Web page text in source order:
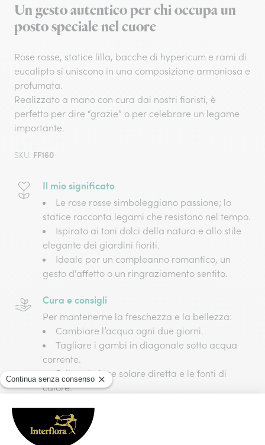
Un gesto autentico per chi occupa un
posto speciale nel cuore
Rose rosse, statice lilla, bacche di hypericum e rami di
eucalipto si uniscono in una composizione armoniosa e
profumata.​
Realizzato a mano con cura dai nostri fioristi, è
perfetto per dire “grazie” o per celebrare un legame
importante.​
SKU: FF160
Il mio significato
Le rose rosse simboleggiano passione; lo
statice racconta legami che resistono nel tempo.​
Ispirato ai toni dolci della natura e allo stile
elegante dei giardini fioriti.​
Ideale per un compleanno romantico, un
gesto d'affetto o un ringraziamento sentito.​
Cura e consigli
Per mantenerne la freschezza e la bellezza:​
Cambiare l’acqua ogni due giorni​.
Tagliare i gambi in diagonale sotto acqua
corrente​.
Evitare la luce solare diretta e le fonti di
calore​.
d’aria.